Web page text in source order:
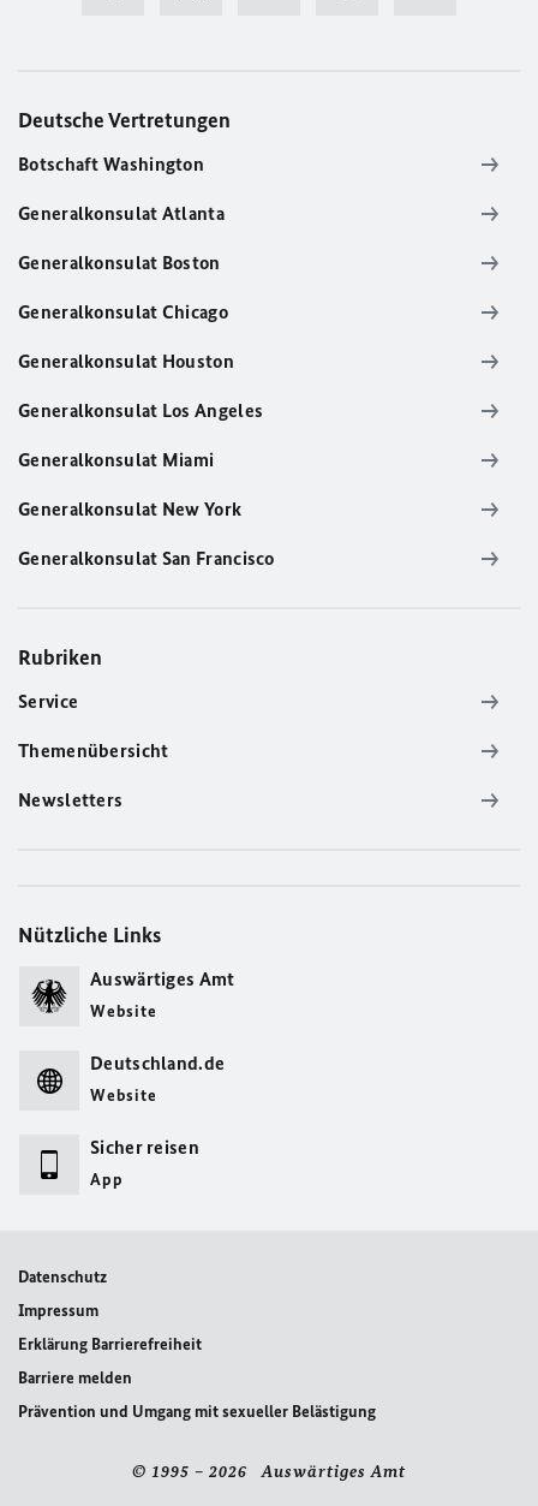
Deutsche Vertretungen
Botschaft Washington
Generalkonsulat Atlanta
Generalkonsulat Boston
Generalkonsulat Chicago
Generalkonsulat Houston
Generalkonsulat Los Angeles
Generalkonsulat Miami
Generalkonsulat New York
Generalkonsulat San Francisco
Rubriken
Service
Themenübersicht
Newsletters
Nützliche Links
Auswärtiges Amt
Website
Deutschland.de
Website
Sicher reisen
App
Datenschutz
Impressum
Erklärung Barrierefreiheit
Barriere melden
Prävention und Umgang mit sexueller Belästigung
© 1995 – 2026 Auswärtiges Amt